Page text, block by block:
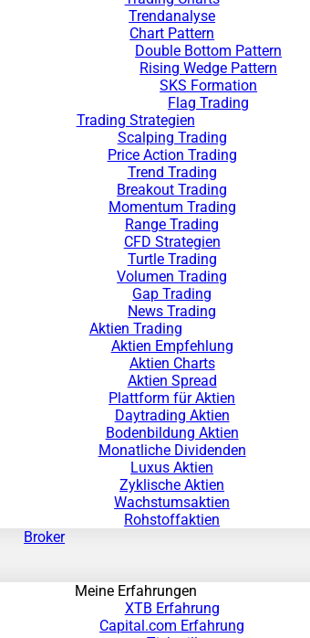
Trendanalyse
Chart Pattern
Double Bottom Pattern
Rising Wedge Pattern
SKS Formation
Flag Trading
Trading Strategien
Scalping Trading
Price Action Trading
Trend Trading
Breakout Trading
Momentum Trading
Range Trading
CFD Strategien
Turtle Trading
Volumen Trading
Gap Trading
News Trading
Aktien Trading
Aktien Empfehlung
Aktien Charts
Aktien Spread
Plattform für Aktien
Daytrading Aktien
Bodenbildung Aktien
Monatliche Dividenden
Luxus Aktien
Zyklische Aktien
Wachstumsaktien
Rohstoffaktien
Broker
Meine Erfahrungen
XTB Erfahrung
Capital.com Erfahrung